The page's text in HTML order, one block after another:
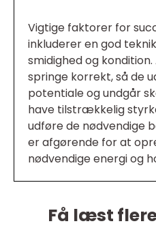
Vigtige faktorer for
inkluderer en god
smidighed og
springe korrekt, så de
potentiale og undgår
have tilstrækkelig
udføre de nødvendige
er afgørende for at
nødvendige energi og
Få læst